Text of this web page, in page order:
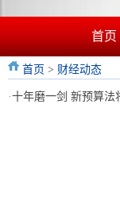
首页
首页 > 财经动态
·十年磨一剑 新预算法